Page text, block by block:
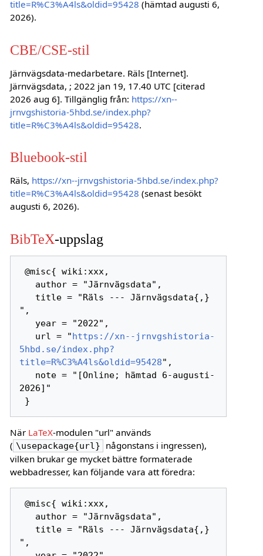
title=R%C3%A4ls&oldid=95428 (hämtad augusti 6,
2026).
CBE/CSE-stil
Järnvägsdata-medarbetare. Räls [Internet].
Järnvägsdata, ; 2022 jan 19, 17.40 UTC [citerad
2026 aug 6]. Tillgänglig från: https://xn--
jrnvgshistoria-5hbd.se/index.php?
title=R%C3%A4ls&oldid=95428.
Bluebook-stil
Räls, https://xn--jrnvgshistoria-5hbd.se/index.php?
title=R%C3%A4ls&oldid=95428 (senast besökt
augusti 6, 2026).
BibTeX-uppslag
@misc{ wiki:xxx,
",
   url = "
https://xn--jrnvgshistoria-
5hbd.se/index.php?
title=R%C3%A4ls&oldid=95428",
2026]"
När LaTeX-modulen "url" används
( \usepackage{url}
någonstans i ingressen),
vilken brukar ge mycket bättre formaterade
webbadresser, kan följande vara att föredra:
@misc{ wiki:xxx,
",